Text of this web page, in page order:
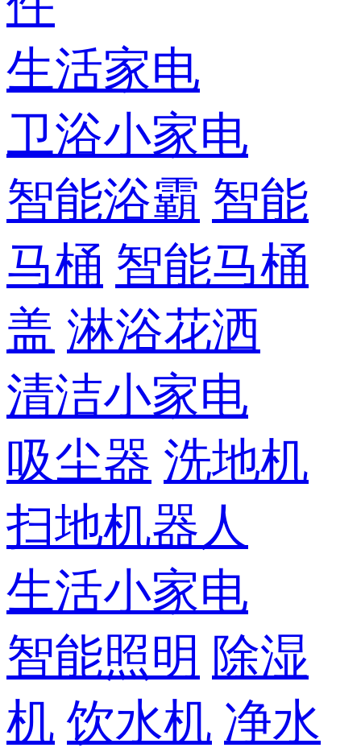
生活家电
卫浴小家电
智能浴霸 智能
马桶 智能马桶
盖 淋浴花洒
清洁小家电
吸尘器 洗地机
扫地机器人
生活小家电
智能照明 除湿
机 饮水机 净水